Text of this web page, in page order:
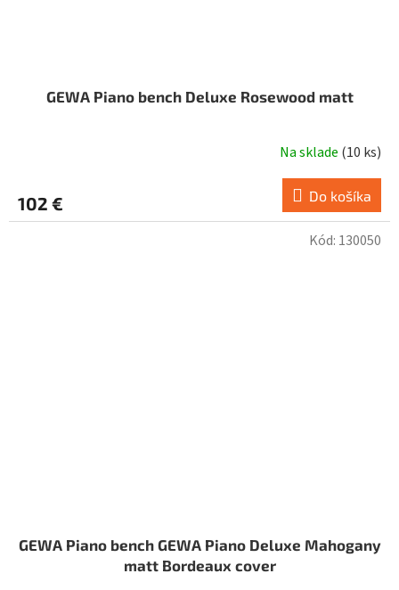
GEWA Piano bench Deluxe Rosewood matt
Na sklade (10 ks)
102 € Do košíka
GEWA Piano bench GEWA Piano Deluxe Mahogany
matt Bordeaux cover
Kód: 130050